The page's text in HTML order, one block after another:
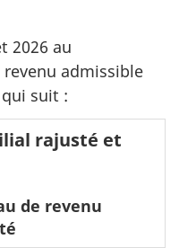
2026 au
admissible
suit :
rajusté et
de revenu